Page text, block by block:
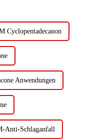
Cyclopentadecanon
Anwendungen
Anti-Schlaganfall